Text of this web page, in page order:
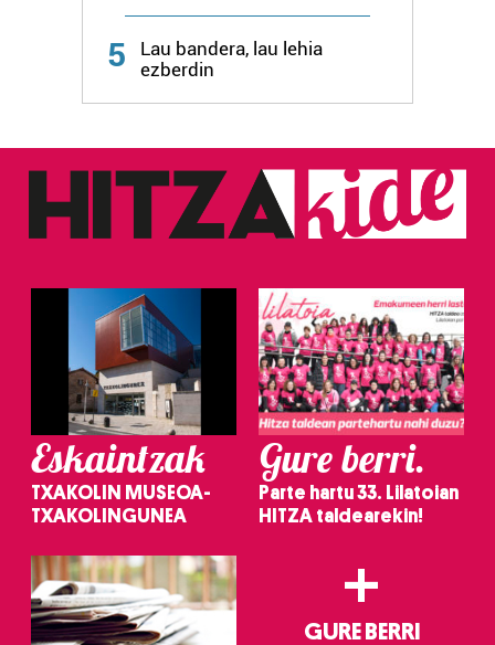
zerbitzuak hobetzeko asmoz, cookie teknologiaz
5
Lau bandera, lau lehia
ezberdin
Eskaintzak
TXAKOLIN MUSEOA-
TXAKOLINGUNEA
Gure berri.
Parte hartu 33. Lilatoian
HITZA taldearekin!
+
GURE BERRI